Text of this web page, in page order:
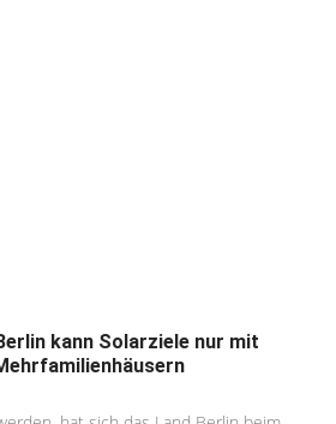
kann Solarziele nur mit